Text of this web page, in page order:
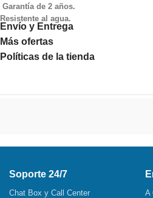
Garantía de 2 años.
Resistente al agua.
Envío y Entrega
Más ofertas
Políticas de la tienda
Soporte 24/7
Chat Box y Call Center A